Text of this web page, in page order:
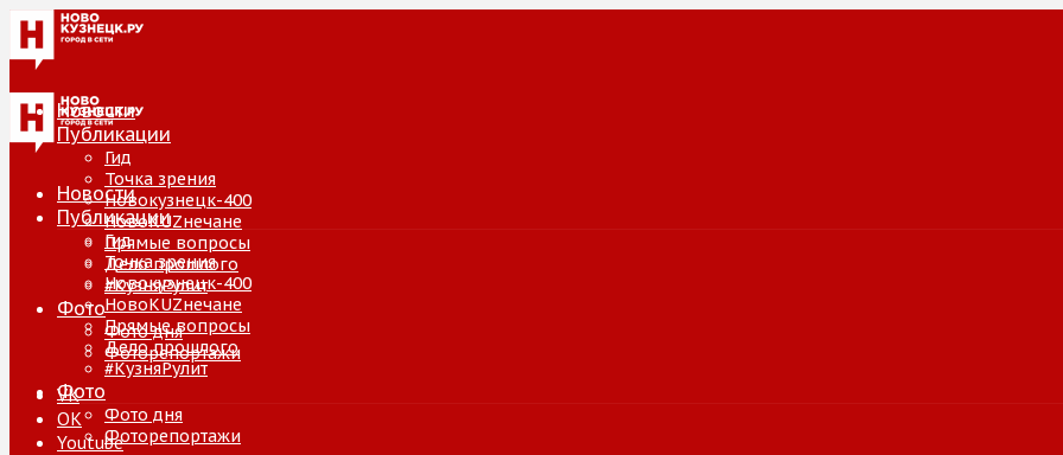
Новости
Публикации
Гид
Точка зрения
Новокузнецк-400
НовоKUZнечане
Прямые вопросы
Дело прошлого
#КузняРулит
Фото
Фото дня
Фоторепортажи
VK
ОК
Youtube
Новости
Публикации
Гид
Точка зрения
Новокузнецк-400
НовоKUZнечане
Прямые вопросы
Дело прошлого
#КузняРулит
Фото
Фото дня
Фоторепортажи